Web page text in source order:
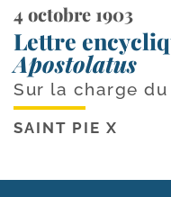
4 octobre 1903
Lettre
Apostolatus
Sur la charge
SAINT PIE X